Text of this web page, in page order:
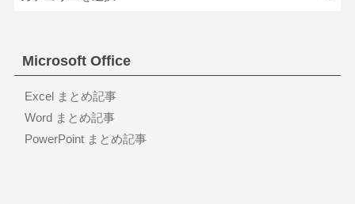
Microsoft Office
Excel まとめ記事
Word まとめ記事
PowerPoint まとめ記事